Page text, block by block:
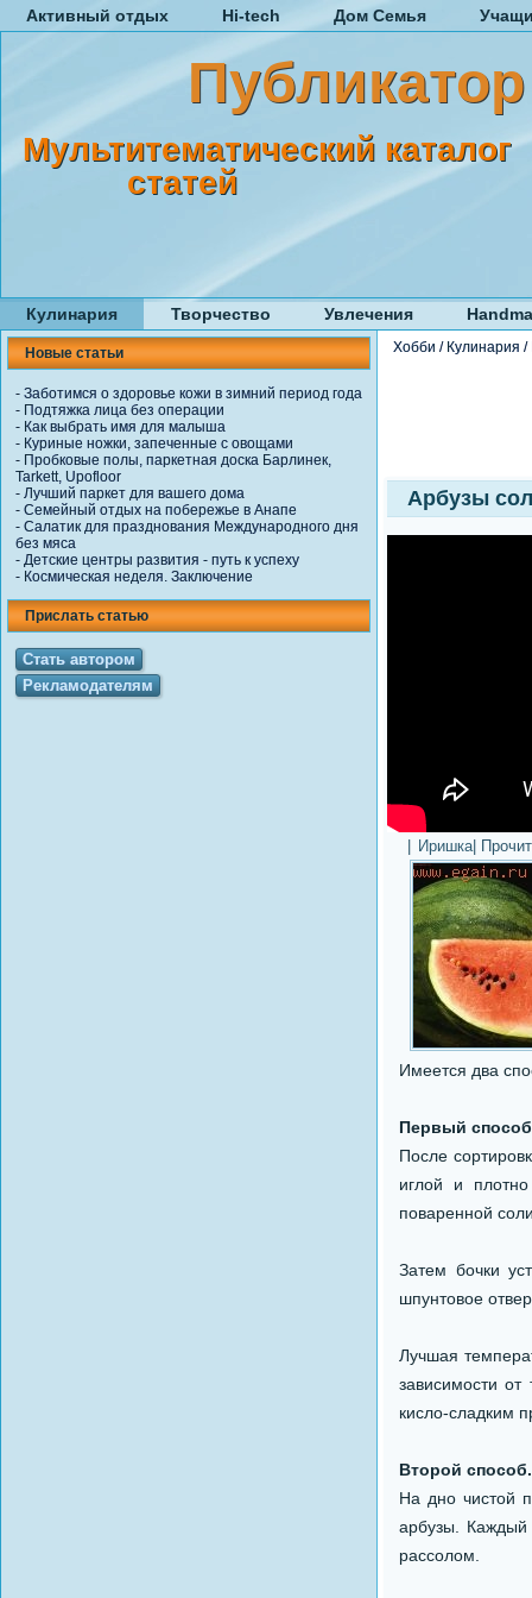
Активный отдых Hi-tech Дом Семья
Публикатор
Мультитематический каталог
статей
Кулинария Творчество Увлечения
Новые статьи
- Заботимся о здоровье кожи в зимний период года
- Подтяжка лица без операции
- Как выбрать имя для малыша
- Куриные ножки, запеченные с овощами
- Пробковые полы, паркетная доска Барлинек,
Tarkett, Upofloor
- Лучший паркет для вашего дома
- Семейный отдых на побережье в Анапе
- Салатик для празднования Международного дня
без мяса
- Детские центры развития - путь к успеху
- Космическая неделя. Заключение
Прислать статью
Стать автором
Рекламодателям
Хобби / Кулинария /
Арбузы
Иришка|
Имеется два
Первый
После
иглой и
поваренной
Затем бочки
шпунтовое
Лучшая
зависимости
кисло-сладким
Второй способ.
На дно чистой
арбузы.
рассолом.